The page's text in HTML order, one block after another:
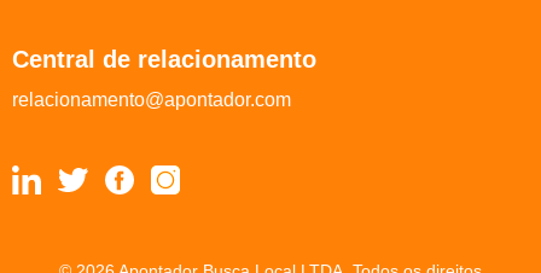
Central de relacionamento
relacionamento@apontador.com